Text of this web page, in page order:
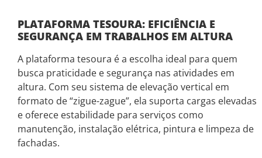
PLATAFORMA TESOURA: EFICIÊNCIA E
SEGURANÇA EM TRABALHOS EM ALTURA
A plataforma tesoura é a escolha ideal para quem
busca praticidade e segurança nas atividades em
altura. Com seu sistema de elevação vertical em
formato de “zigue-zague”, ela suporta cargas elevadas
e oferece estabilidade para serviços como
manutenção, instalação elétrica, pintura e limpeza de
fachadas.